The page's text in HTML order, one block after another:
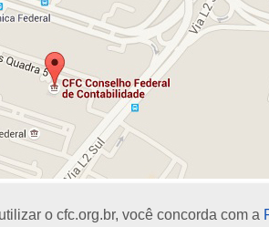
o cfc.org.br, você concorda com a
Estratégica
e Disciplina